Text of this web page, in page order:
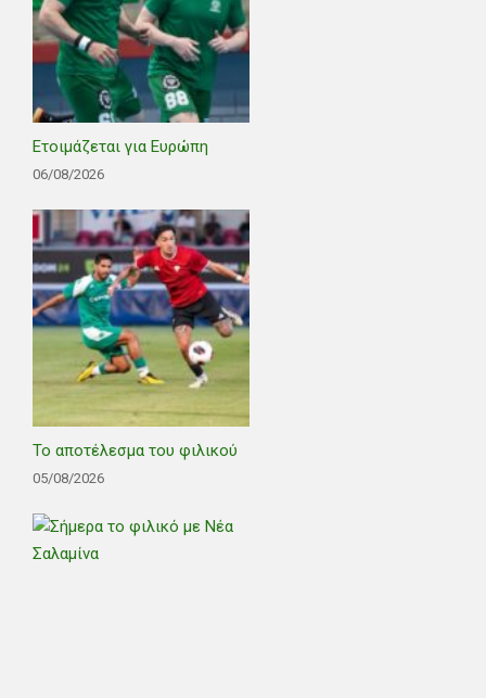
Ετοιμάζεται για Ευρώπη
06/08/2026
Το αποτέλεσμα του φιλικού
05/08/2026